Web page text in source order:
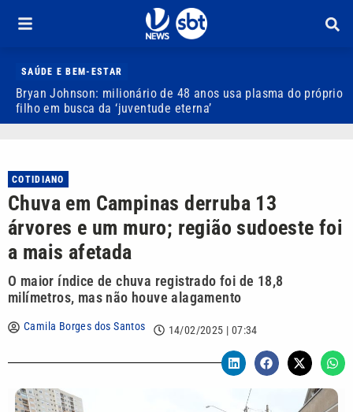
SAÚDE E BEM-ESTAR
Bryan Johnson: milionário de 48 anos usa plasma do próprio
filho em busca da ‘juventude eterna’
COTIDIANO
Chuva em Campinas derruba 13
árvores e um muro; região sudoeste foi
a mais afetada
O maior índice de chuva registrado foi de 18,8
milímetros, mas não houve alagamento
Camila Borges dos Santos 14/02/2025 | 07:34